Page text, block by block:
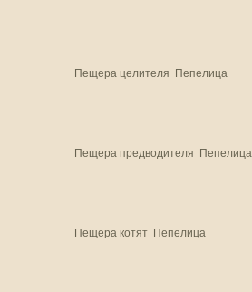
Пещера целителя Пепелица
Пещера предводителя Пепелица
Пещера котят Пепелица